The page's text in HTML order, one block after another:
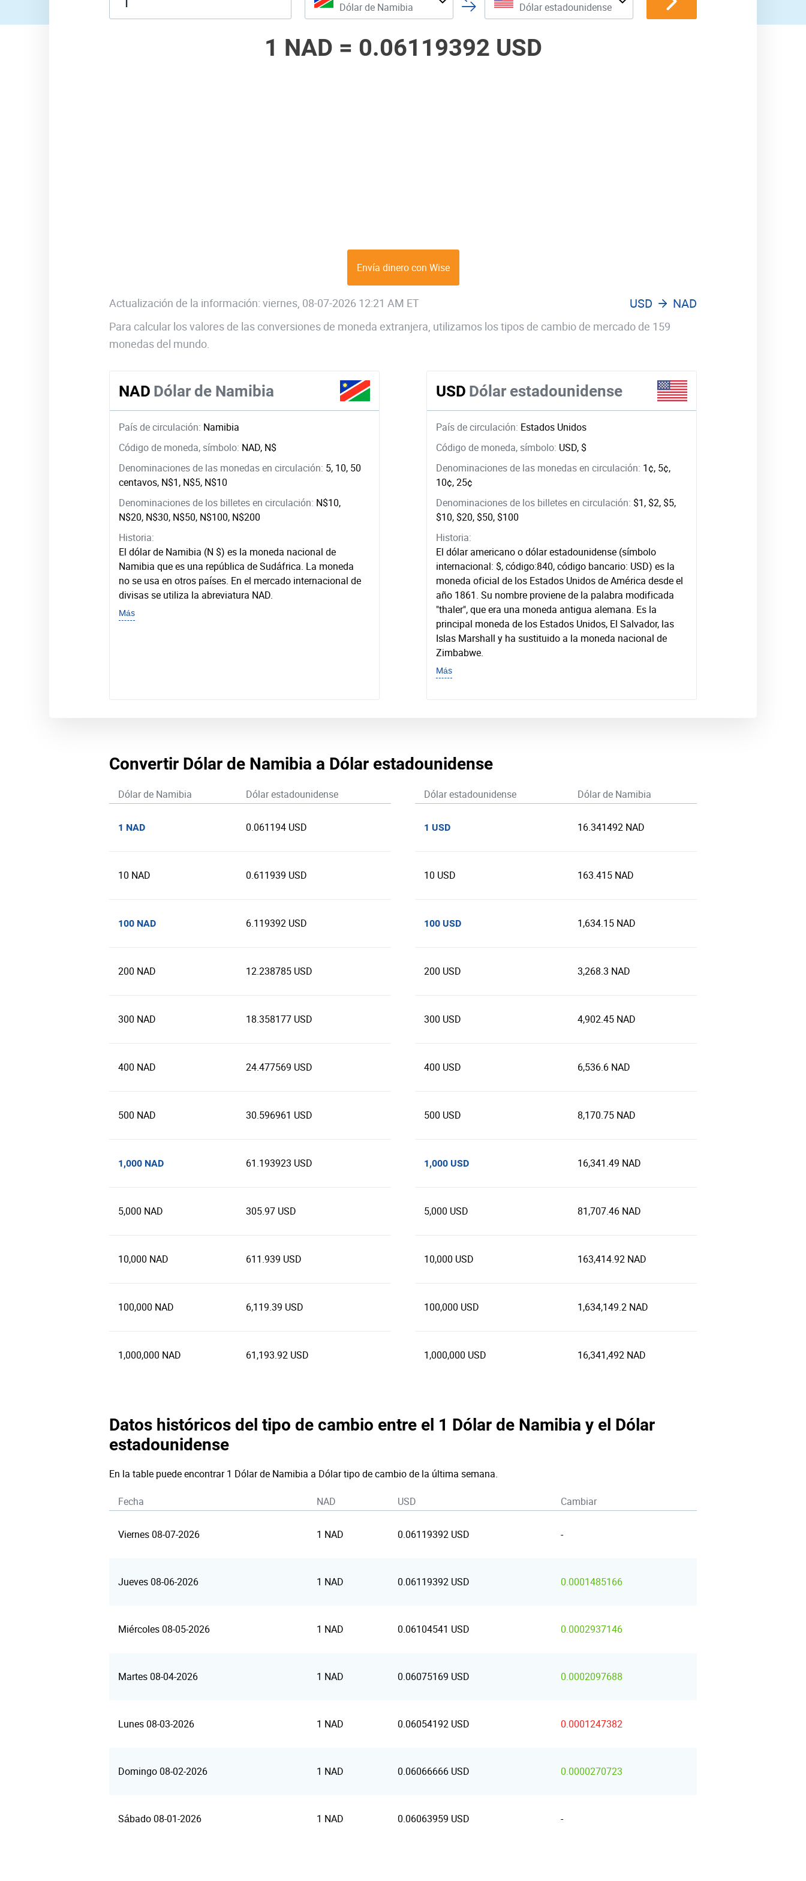
Dólar de Namibia Dólar estadounidense
1 NAD = 0.06119392 USD
Envía dinero con Wise
Actualización de la información: viernes, 08-07-2026 12:21 AM ET USD NAD
Para calcular los valores de las conversiones de moneda extranjera, utilizamos los tipos de cambio de mercado de 159
monedas del mundo.
NAD Dólar de Namibia
País de circulación: Namibia
Código de moneda, símbolo: NAD, N$
Denominaciones de las monedas en circulación: 5, 10, 50
centavos, N$1, N$5, N$10
Denominaciones de los billetes en circulación: N$10,
N$20, N$30, N$50, N$100, N$200
Historia:
El dólar de Namibia (N $) es la moneda nacional de
Namibia que es una república de Sudáfrica. La moneda
no se usa en otros países. En el mercado internacional de
divisas se utiliza la abreviatura NAD.
Más
USD Dólar estadounidense
País de circulación: Estados Unidos
Código de moneda, símbolo: USD, $
Denominaciones de las monedas en circulación: 1¢, 5¢,
10¢, 25¢
Denominaciones de los billetes en circulación: $1, $2, $5,
$10, $20, $50, $100
Historia:
El dólar americano o dólar estadounidense (símbolo
internacional: $, código:840, código bancario: USD) es la
moneda oficial de los Estados Unidos de América desde el
año 1861. Su nombre proviene de la palabra modificada
"thaler", que era una moneda antigua alemana. Es la
principal moneda de los Estados Unidos, El Salvador, las
Islas Marshall y ha sustituido a la moneda nacional de
Zimbabwe.
Más
Convertir Dólar de Namibia a Dólar estadounidense
Dólar de Namibia Dólar estadounidense
1 NAD 0.061194 USD
10 NAD 0.611939 USD
100 NAD 6.119392 USD
200 NAD 12.238785 USD
300 NAD 18.358177 USD
400 NAD 24.477569 USD
500 NAD 30.596961 USD
1,000 NAD 61.193923 USD
5,000 NAD 305.97 USD
10,000 NAD 611.939 USD
100,000 NAD 6,119.39 USD
1,000,000 NAD 61,193.92 USD
Dólar estadounidense Dólar de Namibia
1 USD 16.341492 NAD
10 USD 163.415 NAD
100 USD 1,634.15 NAD
200 USD 3,268.3 NAD
300 USD 4,902.45 NAD
400 USD 6,536.6 NAD
500 USD 8,170.75 NAD
1,000 USD 16,341.49 NAD
5,000 USD 81,707.46 NAD
10,000 USD 163,414.92 NAD
100,000 USD 1,634,149.2 NAD
1,000,000 USD 16,341,492 NAD
Datos históricos del tipo de cambio entre el 1 Dólar de Namibia y el Dólar
estadounidense
En la table puede encontrar 1 Dólar de Namibia a Dólar tipo de cambio de la última semana.
Fecha NAD USD Cambiar
Viernes 08-07-2026 1 NAD 0.06119392 USD -
Jueves 08-06-2026 1 NAD 0.06119392 USD 0.0001485166
Miércoles 08-05-2026 1 NAD 0.06104541 USD 0.0002937146
Martes 08-04-2026 1 NAD 0.06075169 USD 0.0002097688
Lunes 08-03-2026 1 NAD 0.06054192 USD 0.0001247382
Domingo 08-02-2026 1 NAD 0.06066666 USD 0.0000270723
Sábado 08-01-2026 1 NAD 0.06063959 USD -